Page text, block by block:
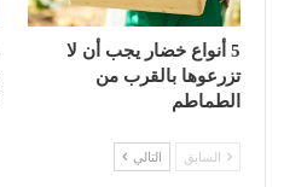
5 أنواع خضار يجب أن لا
تزرعوها بالقرب من
الطماطم
السابق التالي